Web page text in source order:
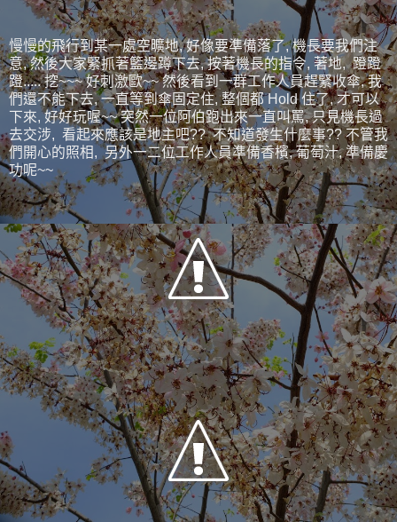
慢慢的飛行到某一處空曠地, 好像要準備落了, 機長要我們注
意, 然後大家緊抓著籃邊蹲下去, 按著機長的指令, 著地, 蹬蹬
蹬..... 挖~~~ 好刺激歐~~ 然後看到一群工作人員趕緊收傘, 我
們還不能下去, 一直等到傘固定住, 整個都 Hold 住了, 才可以
下來, 好好玩喔~~ 突然一位阿伯跑出來一直叫罵, 只見機長過
去交涉, 看起來應該是地主吧?? 不知道發生什麼事?? 不管我
們開心的照相, 另外一二位工作人員準備香檳, 葡萄汁, 準備慶
功呢~~